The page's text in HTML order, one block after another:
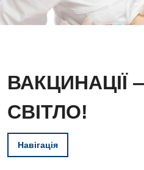
ВАКЦИНАЦІЇ
СВІТЛО!
Навігація